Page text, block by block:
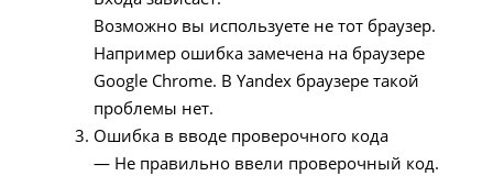
Возможно вы используете не тот браузер.
Например ошибка замечена на браузере
Google Chrome. В Yandex браузере такой
проблемы нет.
Ошибка в вводе проверочного кода
— Не правильно ввели проверочный код.